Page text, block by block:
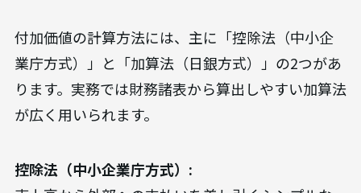
付加価値の計算方法には、主に「控除法（中小企
業庁方式）」と「加算法（日銀方式）」の2つがあ
ります。実務では財務諸表から算出しやすい加算法
が広く用いられます。
控除法（中小企業庁方式）: